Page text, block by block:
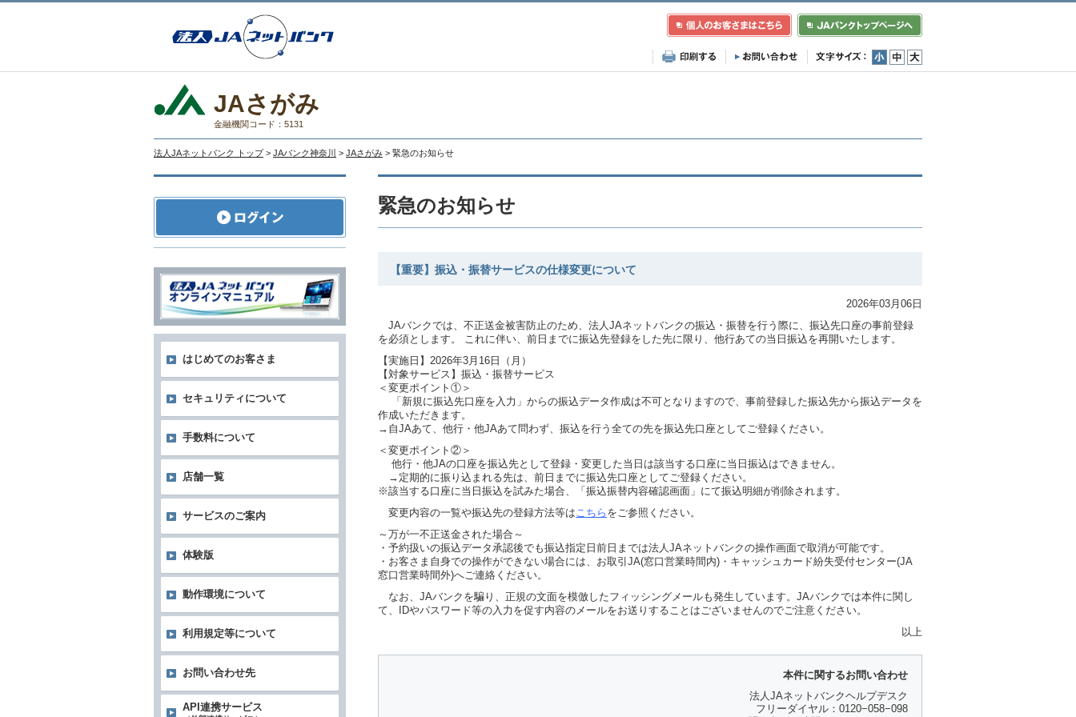
小 中 大
JAさがみ
金融機関コード：5131
法人JAネットバンク トップ > JAバンク神奈川 > JAさがみ > 緊急のお知らせ
緊急のお知らせ
【重要】振込・振替サービスの仕様変更について
2026年03月06日
JAバンクでは、不正送金被害防止のため、法人JAネットバンクの振込・振替を行う際に、振込先口座の事前登録
を必須とします。 これに伴い、前日までに振込先登録をした先に限り、他行あての当日振込を再開いたします。
【実施日】2026年3月16日（月）
【対象サービス】振込・振替サービス
＜変更ポイント①＞
「新規に振込先口座を入力」からの振込データ作成は不可となりますので、事前登録した振込先から振込データを
作成いただきます。
→自JAあて、他行・他JAあて問わず、振込を行う全ての先を振込先口座としてご登録ください。
＜変更ポイント②＞
他行・他JAの口座を振込先として登録・変更した当日は該当する口座に当日振込はできません。
→定期的に振り込まれる先は、前日までに振込先口座としてご登録ください。
※該当する口座に当日振込を試みた場合、「振込振替内容確認画面」にて振込明細が削除されます。
変更内容の一覧や振込先の登録方法等はこちら をご参照ください。
～万が一不正送金された場合～
・予約扱いの振込データ承認後でも振込指定日前日までは法人JAネットバンクの操作画面で取消が可能です。
・お客さま自身での操作ができない場合には、お取引JA(窓口営業時間内)・キャッシュカード紛失受付センター(JA
窓口営業時間外)へご連絡ください。
なお、JAバンクを騙り、正規の文面を模倣したフィッシングメールも発生しています。JAバンクでは本件に関し
て、IDやパスワード等の入力を促す内容のメールをお送りすることはございませんのでご注意ください。
以上
本件に関するお問い合わせ
法人JAネットバンクヘルプデスク
フリーダイヤル：0120−058−098
はじめてのお客さま
セキュリティについて
手数料について
店舗一覧
サービスのご案内
体験版
動作環境について
利用規定等について
お問い合わせ先
API連携サービス